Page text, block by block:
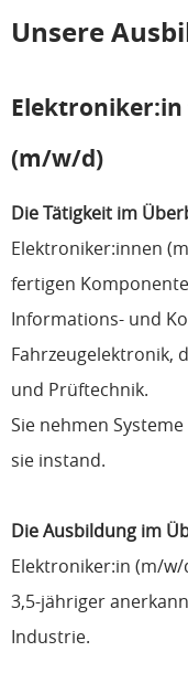
Unsere
Elektroniker:in
(m/w/d)
Die Tätigkeit im
Elektroniker:innen
fertigen
Informations- und
Fahrzeugelektronik,
und Prüftechnik.
Sie nehmen
sie instand.
Die Ausbildung im
Elektroniker:in (m/
3,5-jähriger
Industrie.